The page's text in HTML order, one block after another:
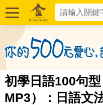
初學日語100句
MP3）：日語文